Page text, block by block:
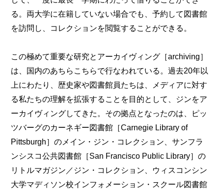
る。両大学に在籍していない場合でも、予約して図書館
を訪問し、コレクションを閲覧することができる。
この極めて重要な研究とアーカイヴィング［archiving］
は、国内のあちらこちらで行なわれている。過去20年以
上にわたり、歴史家や図書館員たちは、メディアに対す
る私たちの理解を拡張することを目的として、ジンをア
ーカイヴィングしてきた。その拠点となったのは、ピッ
ツバーグのカーネギー図書館［Carnegie Library of
Pittsburgh］のメイン・ジン・コレクション、サンフラ
ンシスコ公共図書館［San Francisco Public Library］の
リトルマガジン／ジン・コレクション、ウィスコンシン
大学マディソン校インフォメーション・スクール図書館